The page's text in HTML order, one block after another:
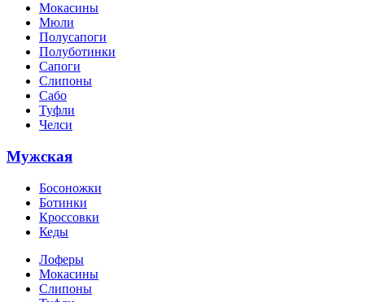
Мокасины
Мюли
Полусапоги
Полуботинки
Сапоги
Слипоны
Сабо
Туфли
Челси
Мужская
Босоножки
Ботинки
Кроссовки
Кеды
Лоферы
Мокасины
Слипоны